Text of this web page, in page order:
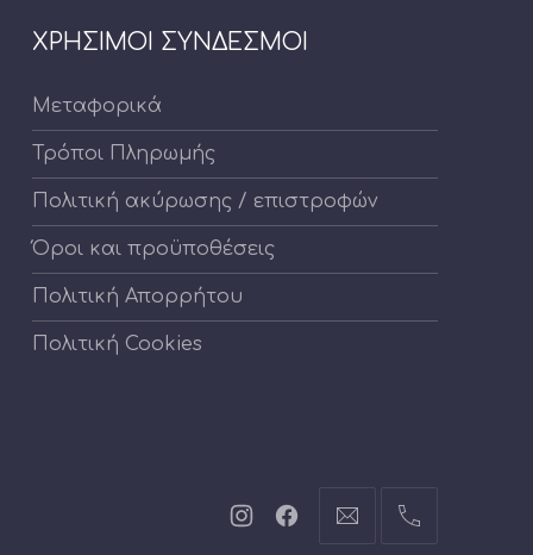
ΧΡΗΣΙΜΟΙ ΣΥΝΔΕΣΜΟΙ
Μεταφορικά
Τρόποι Πληρωμής
Πολιτική ακύρωσης / επιστροφών
Όροι και προϋποθέσεις
Πολιτική Απορρήτου
Πολιτική Cookies
Νέο
Νέο
info@cartoontoys.gr
+30